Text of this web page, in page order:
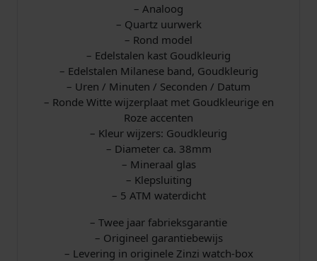
– Analoog
– Quartz uurwerk
– Rond model
– Edelstalen kast Goudkleurig
– Edelstalen Milanese band, Goudkleurig
– Uren / Minuten / Seconden / Datum
– Ronde Witte wijzerplaat met Goudkleurige en
Roze accenten
– Kleur wijzers: Goudkleurig
– Diameter ca. 38mm
– Mineraal glas
– Klepsluiting
– 5 ATM waterdicht
– Twee jaar fabrieksgarantie
– Origineel garantiebewijs
– Levering in originele Zinzi watch-box